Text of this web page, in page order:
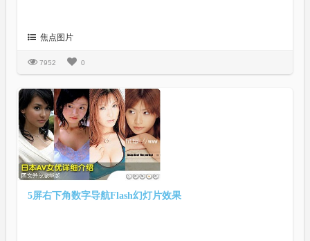
焦点图片
7952 0
5屏右下角数字导航Flash幻灯片效果